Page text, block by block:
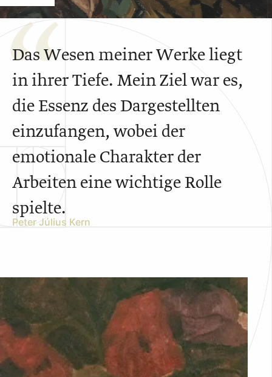
Das Wesen meiner Werke liegt
in ihrer Tiefe. Mein Ziel war es,
die Essenz des Dargestellten
einzufangen, wobei der
emotionale Charakter der
Arbeiten eine wichtige Rolle
spielte.
Peter Július Kern